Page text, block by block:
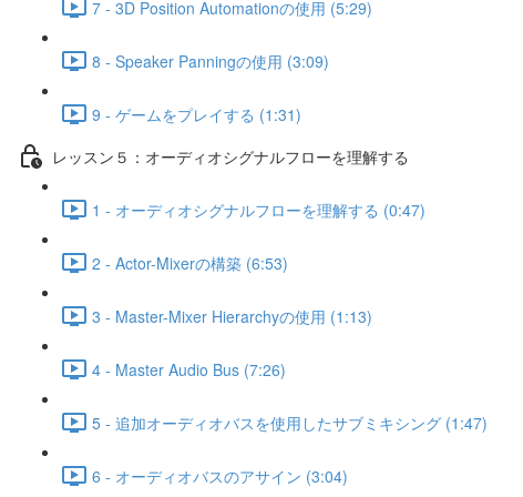
7 - 3D Position Automationの使用 (5:29)
8 - Speaker Panningの使用 (3:09)
9 - ゲームをプレイする (1:31)
レッスン５：オーディオシグナルフローを理解する
1 - オーディオシグナルフローを理解する (0:47)
2 - Actor-Mixerの構築 (6:53)
3 - Master-Mixer Hierarchyの使用 (1:13)
4 - Master Audio Bus (7:26)
5 - 追加オーディオバスを使用したサブミキシング (1:47)
6 - オーディオバスのアサイン (3:04)